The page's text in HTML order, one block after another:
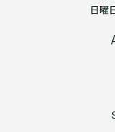
日曜